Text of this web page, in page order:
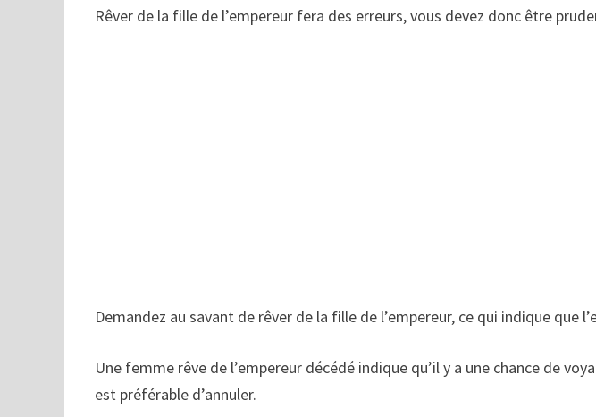
Rêver de la fille de l’empereur fera des erreurs, vous devez donc être
Demandez au savant de rêver de la fille de l’empereur, ce qui indique que
Une femme rêve de l’empereur décédé indique qu’il y a une chance de
est préférable d’annuler.